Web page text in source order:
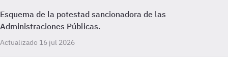
Esquema de la potestad sancionadora de las
Administraciones Públicas.
Actualizado 16 jul 2026